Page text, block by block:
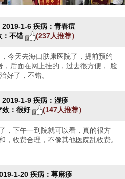
2019-1-6 疾病：青春痘
：不错 (237人推荐）
今天去海口肤康医院了，提前预约
后面在网上挂的，过去很方便， 脸
好了，不错。
2019-1-9 疾病：湿疹
效：很好 (147人推荐）
，下午一到院就可以看，真的很方
，收费合理，不像其他医院乱收费。
1-20 疾病：荨麻疹